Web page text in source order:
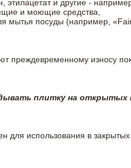
этилацетат и другие -
и моющие средства,
мытья посуды (например,
преждевременному износу
плитку на открытых
для использования в